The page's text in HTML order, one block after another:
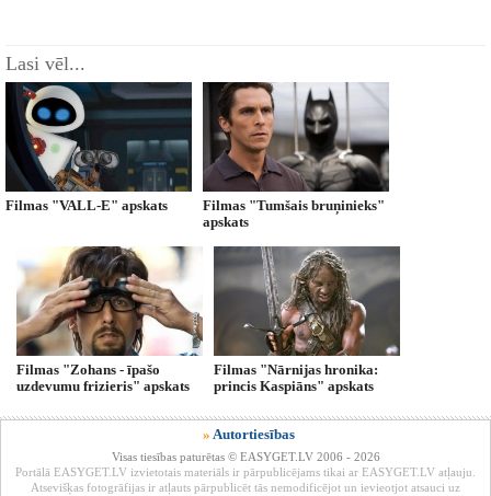
Lasi vēl...
Filmas "VALL-E" apskats
Filmas "Tumšais bruņinieks"
apskats
Filmas "Zohans - īpašo
uzdevumu frizieris" apskats
Filmas "Nārnijas hronika:
princis Kaspiāns" apskats
» Autortiesības
Visas tiesības paturētas © EASYGET.LV 2006 - 2026
Portālā EASYGET.LV izvietotais materiāls ir pārpublicējams tikai ar EASYGET.LV atļauju.
Atsevišķas fotogrāfijas ir atļauts pārpublicēt tās nemodificējot un ievieotjot atsauci uz